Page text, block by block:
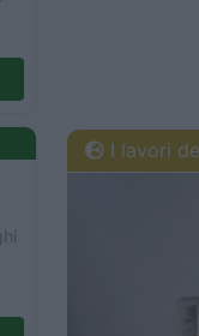
I lavori